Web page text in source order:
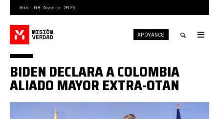
contenido
principal
Sáb. 08 Agosto 2026
APÓYANOS
Colombia-
BIDEN DECLARA A COLOMBIA
ALIADO MAYOR EXTRA-OTAN